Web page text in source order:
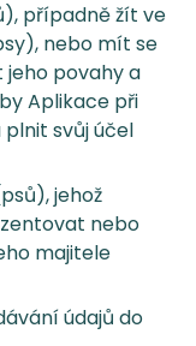
případně žít ve
nebo mít se
jeho povahy a
Aplikace při
svůj účel
jehož
nebo
majitele
údajů do